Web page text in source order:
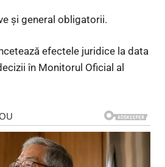
şi general obligatorii.
efectele juridice la data
în Monitorul Oficial al